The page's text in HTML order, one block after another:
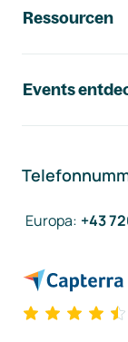
Ressourcen
Events
Europa: +43